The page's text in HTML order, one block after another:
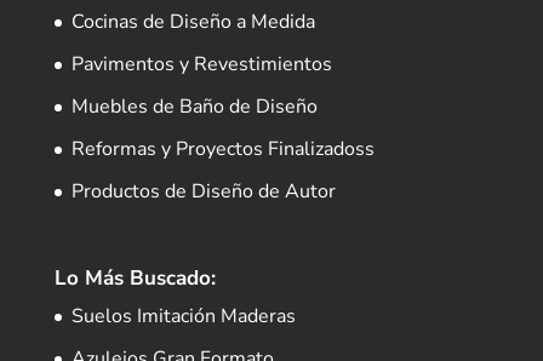
Cocinas de Diseño a Medida
Pavimentos y Revestimientos
Muebles de Baño de Diseño
Reformas y Proyectos Finalizadoss
Productos de Diseño de Autor
Lo Más Buscado:
Suelos Imitación Maderas